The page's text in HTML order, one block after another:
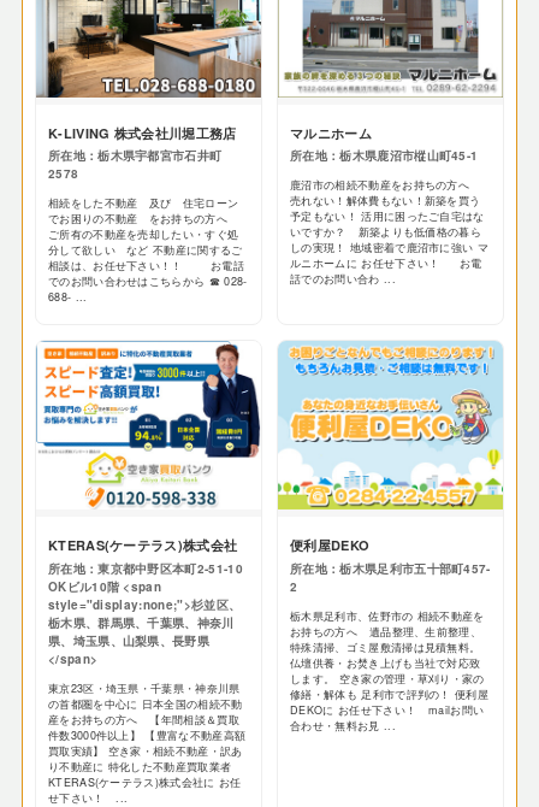
K-LIVING 株式会社川堀工務店
所在地：栃木県宇都宮市石井町
2578
相続をした不動産 及び 住宅ローン
でお困りの不動産 をお持ちの方へ
ご所有の不動産を売却したい・すぐ処
分して欲しい など 不動産に関するご
相談は、お任せ下さい！！ お電話
でのお問い合わせはこちらから ☎ 028-
688- ...
マルニホーム
所在地：栃木県鹿沼市樅山町45-1
鹿沼市の相続不動産をお持ちの方へ
売れない！解体費もない！新築を買う
予定もない！ 活用に困ったご自宅はな
いですか？ 新築よりも低価格の暮ら
しの実現！ 地域密着で鹿沼市に強い マ
ルニホームに お任せ下さい！ お電
話でのお問い合わ ...
KTERAS(ケーテラス)株式会社
所在地：東京都中野区本町2-51-10
OKビル10階 <span
style="display:none;">杉並区、
栃木県、群馬県、千葉県、神奈川
県、埼玉県、山梨県、長野県
</span>
東京23区・埼玉県・千葉県・神奈川県
の首都圏を中心に 日本全国の相続不動
産をお持ちの方へ 【年間相談＆買取
件数3000件以上】 【豊富な不動産高額
買取実績】 空き家・相続不動産・訳あ
り不動産に 特化した不動産買取業者
KTERAS(ケーテラス)株式会社に お任
せ下さい！ ...
便利屋DEKO
所在地：栃木県足利市五十部町457-
2
栃木県足利市、佐野市の 相続不動産を
お持ちの方へ 遺品整理、生前整理、
特殊清掃、ゴミ屋敷清掃は見積無料。
仏壇供養・お焚き上げも当社で対応致
します。 空き家の管理・草刈り・家の
修繕・解体も 足利市で評判の！ 便利屋
DEKOに お任せ下さい！ mailお問い
合わせ・無料お見 ...